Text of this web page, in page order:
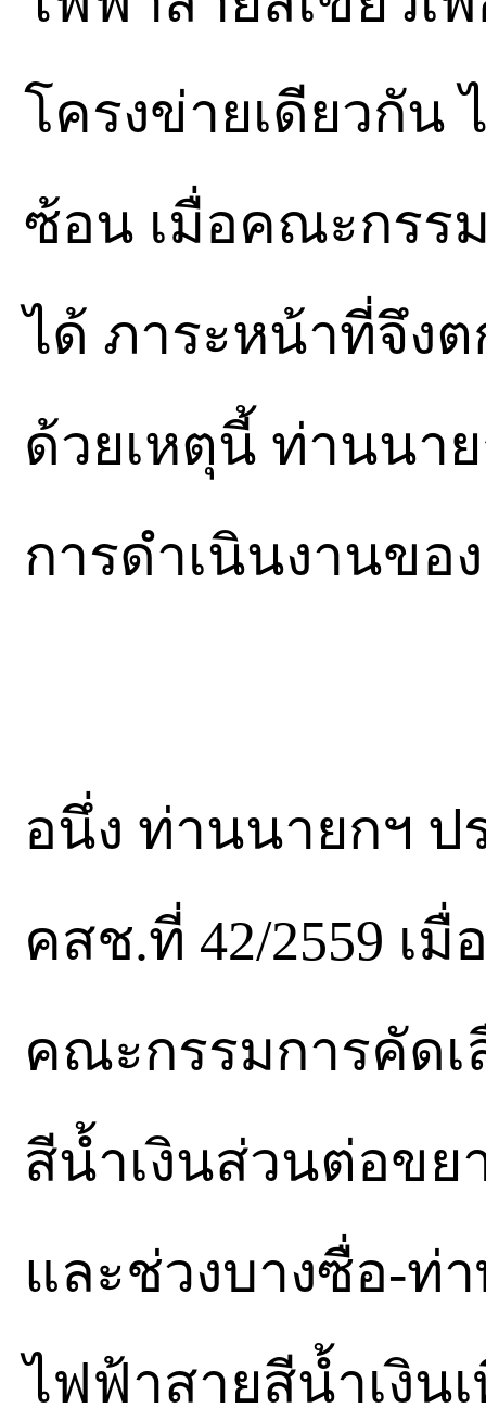
โครงข่ายเดียวกัน
ซ้อน เมื่อคณะกรร
ได้ ภาระหน้าที่จึง
ด้วยเหตุนี้ ท่านนา
การดำเนินงานขอ
อนึ่ง ท่านนายกฯ ป
คสช.ที่ 42/2559 เ
คณะกรรมการคัดเ
สีน้ำเงินส่วนต่อขย
และช่วงบางซื่อ-ท่
ไฟฟ้าสายสีน้ำเงิน